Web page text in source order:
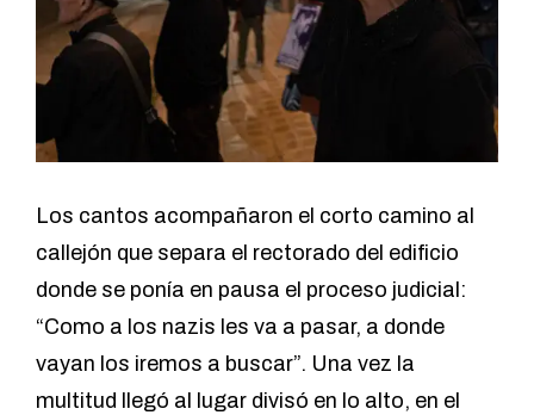
Los cantos acompañaron el corto camino al
callejón que separa el rectorado del edificio
donde se ponía en pausa el proceso judicial:
“Como a los nazis les va a pasar, a donde
vayan los iremos a buscar”. Una vez la
multitud llegó al lugar divisó en lo alto, en el